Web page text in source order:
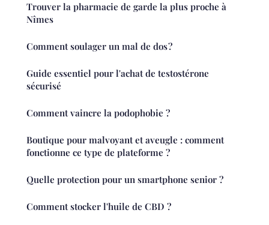
Trouver la pharmacie de garde la plus proche à
Nîmes
Comment soulager un mal de dos ?
Guide essentiel pour l'achat de testostérone
sécurisé
Comment vaincre la podophobie ?
Boutique pour malvoyant et aveugle : comment
fonctionne ce type de plateforme ?
Quelle protection pour un smartphone senior ?
Comment stocker l'huile de CBD ?